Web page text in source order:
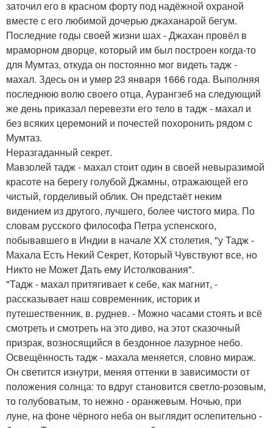
заточил его в красном форту под надёжной охраной
вместе с его любимой дочерью джаханарой бегум.
Последние годы своей жизни шах - Джахан провёл в
мраморном дворце, который им был построен когда-то
для Мумтаз, откуда он постоянно мог видеть тадж -
махал. Здесь он и умер 23 января 1666 года. Выполняя
последнюю волю своего отца, Аурангзеб на следующий
же день приказал перевезти его тело в тадж - махал и
без всяких церемоний и почестей похоронить рядом с
Мумтаз.
Неразгаданный секрет.
Мавзолей тадж - махал стоит один в своей невыразимой
красоте на берегу голубой Джамны, отражающей его
чистый, горделивый облик. Он предстаёт неким
видением из другого, лучшего, более чистого мира. По
словам русского философа Петра успенского,
побывавшего в Индии в начале XX столетия, "у Тадж -
Махала Есть Некий Секрет, Который Чувствуют все, но
Никто не Может Дать ему Истолкования".
"Тадж - махал притягивает к себе, как магнит, -
рассказывает наш современник, историк и
путешественник, в. руднев. - Можно часами стоять и всё
смотреть и смотреть на это диво, на этот сказочный
призрак, возносящийся в бездонное лазурное небо.
Освещённость тадж - махала меняется, словно мираж.
Он светится изнутри, меняя оттенки в зависимости от
положения солнца: то вдруг становится светло-розовым,
то голубоватым, то нежно - оранжевым. Ночью, при
луне, на фоне чёрного неба он выглядит ослепительно -